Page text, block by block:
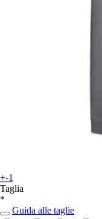
+-1
Taglia
*
Guida alle taglie